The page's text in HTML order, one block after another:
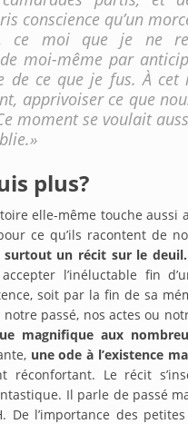
conscience qu’un
ce moi que je ne
de moi-même par
de ce que je fus. À
apprivoiser ce que
moment se voulait
plus?
elle-même touche aussi
ce qu’ils racontent de
surtout un récit sur le
l’inéluctable fin
soit par la fin de sa
passé, nos actes ou
magnifique aux
une ode à l’existence
réconfortant. Le récit
Il parle de passé
De l’importance des